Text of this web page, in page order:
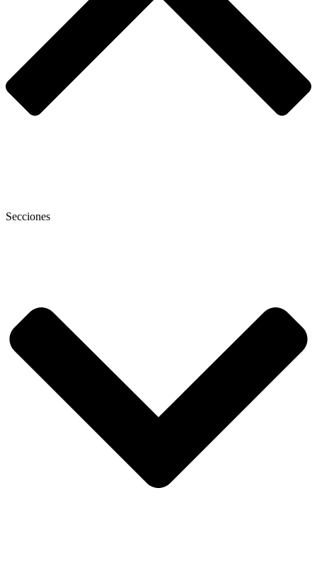
Secciones